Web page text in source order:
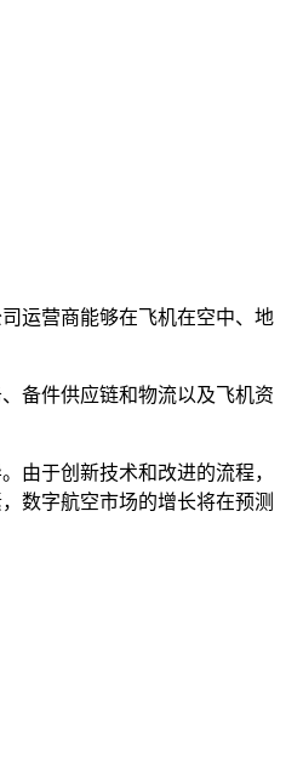
运营商能够在飞机在空中、地
备件供应链和物流以及飞机资
由于创新技术和改进的流程，
数字航空市场的增长将在预测